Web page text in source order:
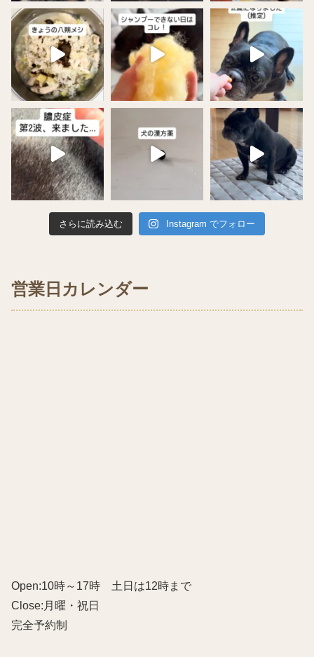
さらに読み込む Instagram でフォロー
営業日カレンダー
Open:10時～17時 土日は12時まで
Close:月曜・祝日
完全予約制